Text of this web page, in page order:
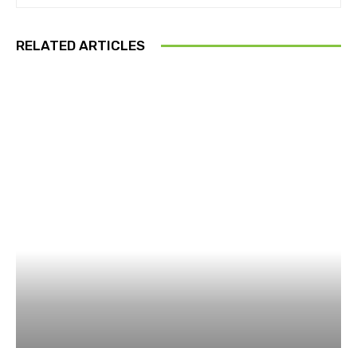
RELATED ARTICLES